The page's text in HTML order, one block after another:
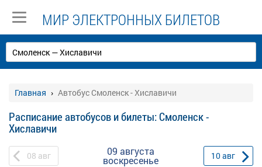
МИР ЭЛЕКТРОННЫХ БИЛЕТОВ
Главная Автобус Смоленск - Хиславичи
Расписание автобусов и билеты: Смоленск -
Хиславичи
08 авг 09 августа
воскресенье 10авг